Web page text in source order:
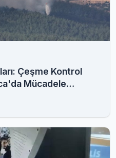
Çeşme Kontrol
Mücadele